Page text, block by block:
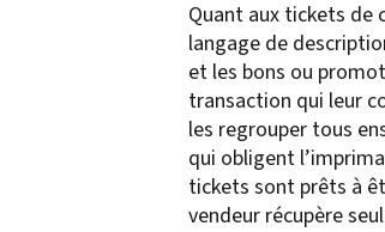
Quant aux tickets de
langage de
et les bons ou
transaction qui leur
les regrouper tous
qui obligent
tickets sont prêts à
vendeur récupère